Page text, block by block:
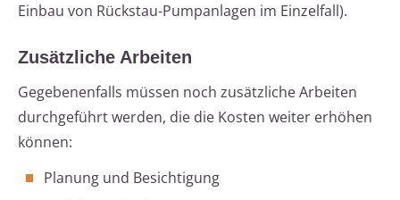
Einbau von Rückstau-Pumpanlagen im Einzelfall).
Zusätzliche Arbeiten
Gegebenenfalls müssen noch zusätzliche Arbeiten
durchgeführt werden, die die Kosten weiter erhöhen
können:
Planung und Besichtigung